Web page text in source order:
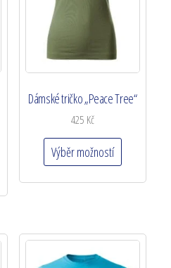
Dámské tričko „Peace Tree“
425 Kč
Výběr možností